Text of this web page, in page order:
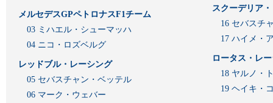
メルセデスGPペトロナスF1チーム
03 ミハエル・シューマッハ
04 ニコ・ロズベルグ
レッドブル・レーシング
05 セバスチャン・ベッテル
06 マーク・ウェバー
スクーデリア
16 セバスチ
17 ハイメ・
ロータス・レ
18 ヤルノ・
19 ヘイキ・